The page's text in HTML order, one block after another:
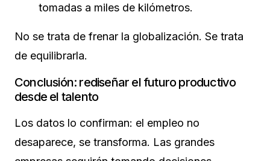
tomadas a miles de kilómetros.
No se trata de frenar la globalización. Se trata
de equilibrarla.
Conclusión: rediseñar el futuro productivo
desde el talento
Los datos lo confirman: el empleo no
desaparece, se transforma. Las grandes